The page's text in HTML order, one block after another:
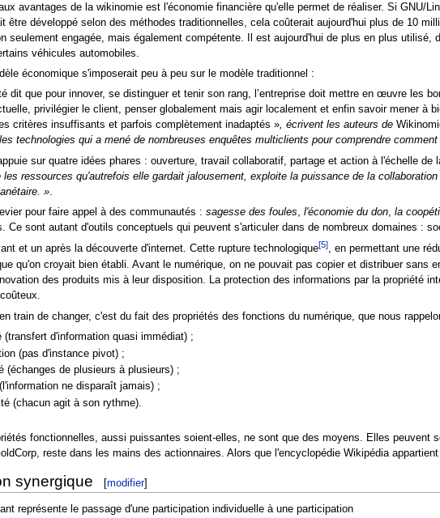
avantages de la wikinomie est l'économie financière qu'elle permet de réaliser. Si
être développé selon des méthodes traditionnelles, cela coûterait aujourd'hui plus de 10
seulement engagée, mais également compétente. Il est aujourd'hui de plus en plus
véhicules automobiles.
économique s'imposerait peu à peu sur le modèle traditionnel :
dit que pour innover, se distinguer et tenir son rang, l’entreprise doit mettre en œuvre les
privilégier le client, penser globalement mais agir localement et enfin savoir mener
critères insuffisants et parfois complètement inadaptés », écrivent les auteurs de
technologies qui a mené de nombreuses enquêtes multiclients pour comprendre comment
sur quatre idées phares : ouverture, travail collaboratif, partage et action à l'échelle de
les ressources qu'autrefois elle gardait jalousement, exploite la puissance de la
».
pour faire appel à des communautés : sagesse des foules, l'économie du don, la
Ce sont autant d'outils conceptuels qui peuvent s'articuler dans de nombreux domaines :
et un après la découverte d'internet. Cette rupture technologique[5], en permettant une
qu'on croyait bien établi. Avant le numérique, on ne pouvait pas copier et distribuer
des produits mis à leur disposition. La protection des informations par la propriété
train de changer, c'est du fait des propriétés des fonctions du numérique, que nous
(transfert d'information quasi immédiat) ;
(pas d'instance pivot) ;
(échanges de plusieurs à plusieurs) ;
ne disparaît jamais) ;
(chacun agit à son rythme).
fonctionnelles, aussi puissantes soient-elles, ne sont que des moyens. Elles
reste dans les mains des actionnaires. Alors que l'encyclopédie Wikipédia
synergique [modifier]
représente le passage d'une participation individuelle à une participation